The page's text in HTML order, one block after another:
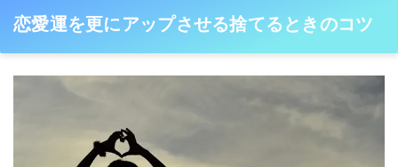
恋愛運を更にアップさせる捨てるときのコツ